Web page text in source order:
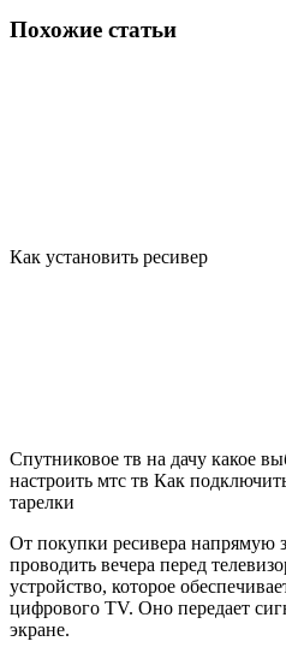
Похожие статьи
Как установить ресивер
Спутниковое тв на дачу какое
настроить мтс тв Как
тарелки
От покупки ресивера напрямую
проводить вечера перед
устройство, которое
цифрового TV. Оно передает
экране.